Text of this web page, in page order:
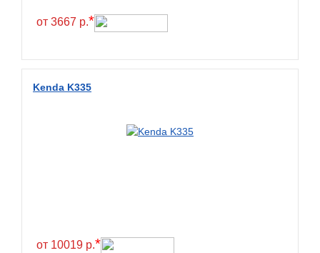
от 3667 р.*
Kenda K335
от 10019 р.*